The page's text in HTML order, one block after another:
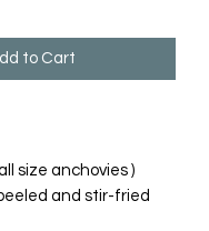
to Cart
size anchovies )
and stir-fried